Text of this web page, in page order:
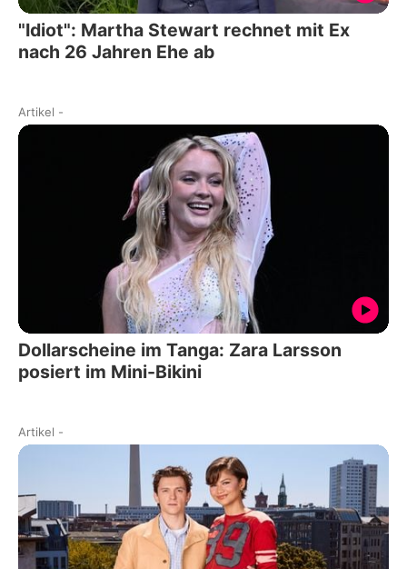
"Idiot": Martha Stewart rechnet mit Ex
nach 26 Jahren Ehe ab
Artikel -
Dollarscheine im Tanga: Zara Larsson
posiert im Mini-Bikini
Artikel -